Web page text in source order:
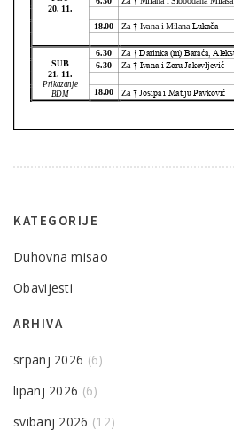
KATEGORIJE
Duhovna misao
Obavijesti
ARHIVA
srpanj 2026 (6)
lipanj 2026 (6)
svibanj 2026 (12)